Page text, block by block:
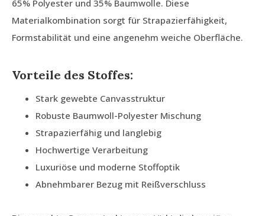
65% Polyester und 35% Baumwolle. Diese
Materialkombination sorgt für Strapazierfähigkeit,
Formstabilität und eine angenehm weiche Oberfläche.
Vorteile des Stoffes:
Stark gewebte Canvasstruktur
Robuste Baumwoll-Polyester Mischung
Strapazierfähig und langlebig
Hochwertige Verarbeitung
Luxuriöse und moderne Stoffoptik
Abnehmbarer Bezug mit Reißverschluss